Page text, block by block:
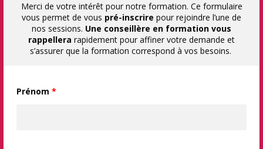
Merci de votre intérêt pour notre formation. Ce formulaire
vous permet de vous pré-inscrire pour rejoindre l’une de
nos sessions. Une conseillère en formation vous
rappellera rapidement pour affiner votre demande et
s’assurer que la formation correspond à vos besoins.
Prénom *